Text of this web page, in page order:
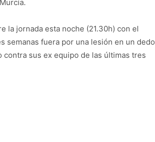
la jornada esta noche (21.30h) con el
semanas fuera por una lesión en un dedo
sus ex equipo de las últimas tres